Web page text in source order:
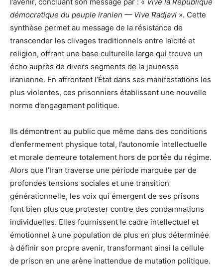
l’avenir, concluant son message par : « Vive la République
démocratique du peuple iranien — Vive Radjavi ». Cette
synthèse permet au message de la résistance de
transcender les clivages traditionnels entre laïcité et
religion, offrant une base culturelle large qui trouve un
écho auprès de divers segments de la jeunesse
iranienne. En affrontant l’État dans ses manifestations les
plus violentes, ces prisonniers établissent une nouvelle
norme d’engagement politique.
Ils démontrent au public que même dans des conditions
d’enfermement physique total, l’autonomie intellectuelle
et morale demeure totalement hors de portée du régime.
Alors que l’Iran traverse une période marquée par de
profondes tensions sociales et une transition
générationnelle, les voix qui émergent de ses prisons
font bien plus que protester contre des condamnations
individuelles. Elles fournissent le cadre intellectuel et
émotionnel à une population de plus en plus déterminée
à définir son propre avenir, transformant ainsi la cellule
de prison en une arène inattendue de mutation politique.